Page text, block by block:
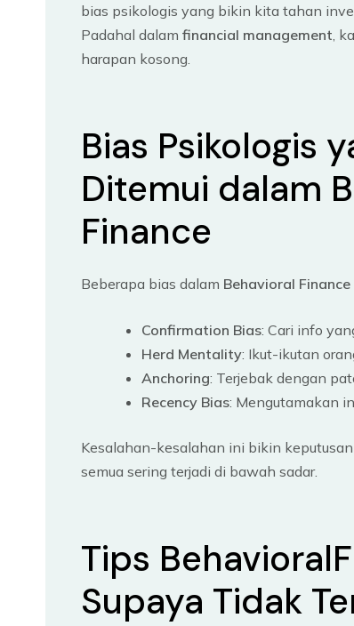
bias psikologis yang bikin kita tahan
Padahal dalam financial management ,
harapan kosong.
Bias Psikologis
Ditemui dalam
Finance
Beberapa bias dalam Behavioral Finance
Confirmation Bias: Cari info
Herd Mentality: Ikut-ikutan
Anchoring: Terjebak dengan
Recency Bias: Mengutamakan
Kesalahan-kesalahan ini bikin keputusan
semua sering terjadi di bawah sadar.
Tips
Supaya Tidak